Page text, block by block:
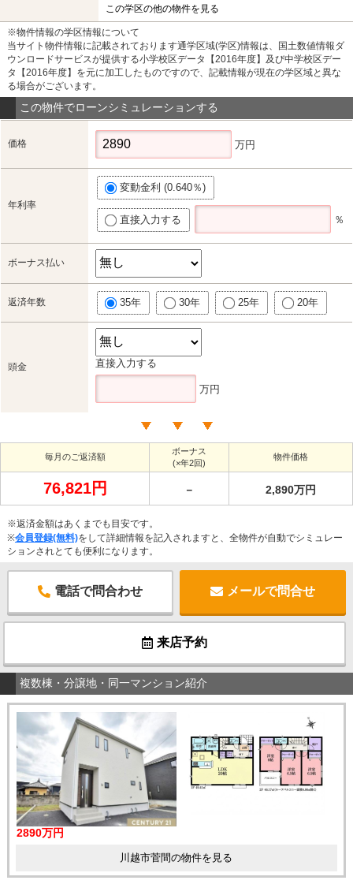
この学区の他の物件を見る
※物件情報の学区情報について
当サイト物件情報に記載されております通学区域(学区)情報は、国土数値情報ダ
ウンロードサービスが提供する小学校区データ【2016年度】及び中学校区デー
タ【2016年度】を元に加工したものですので、記載情報が現在の学区域と異な
る場合がございます。
この物件でローンシミュレーションする
価格 万円
年利率
変動金利 (0.640％)
直接入力する ％
ボーナス払い
返済年数 35年 30年 25年 20年
頭金 直接入力する
万円
毎月のご返済額
ボーナス
(×年2回)
物件価格
76,821円 － 2,890万円
※返済金額はあくまでも目安です。
※会員登録(無料)をして詳細情報を記入されますと、全物件が自動でシミュレー
ションされとても便利になります。
電話で問合わせ メールで問合せ
来店予約
複数棟・分譲地・同一マンション紹介
2890万円
川越市菅間の物件を見る